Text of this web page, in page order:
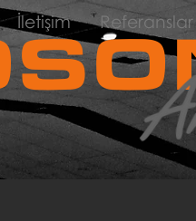
İletişim Referanslar